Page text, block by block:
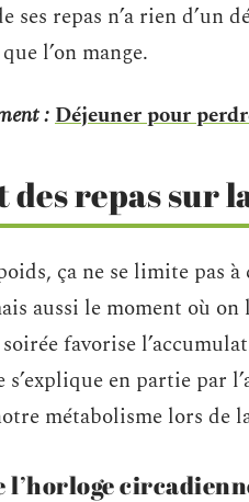
ses repas n’a rien d’un
l’on mange.
:Déjeuner pour
des repas sur
ça ne se limite pas
aussi le moment où
favorise
s’explique en partie par
métabolisme lors de
l’horloge